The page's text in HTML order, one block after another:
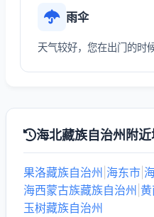
雨伞
天气较好，您在出门的时
海北藏族自治州附
果洛藏族自治州 海东市
海西蒙古族藏族自治州 黄
玉树藏族自治州